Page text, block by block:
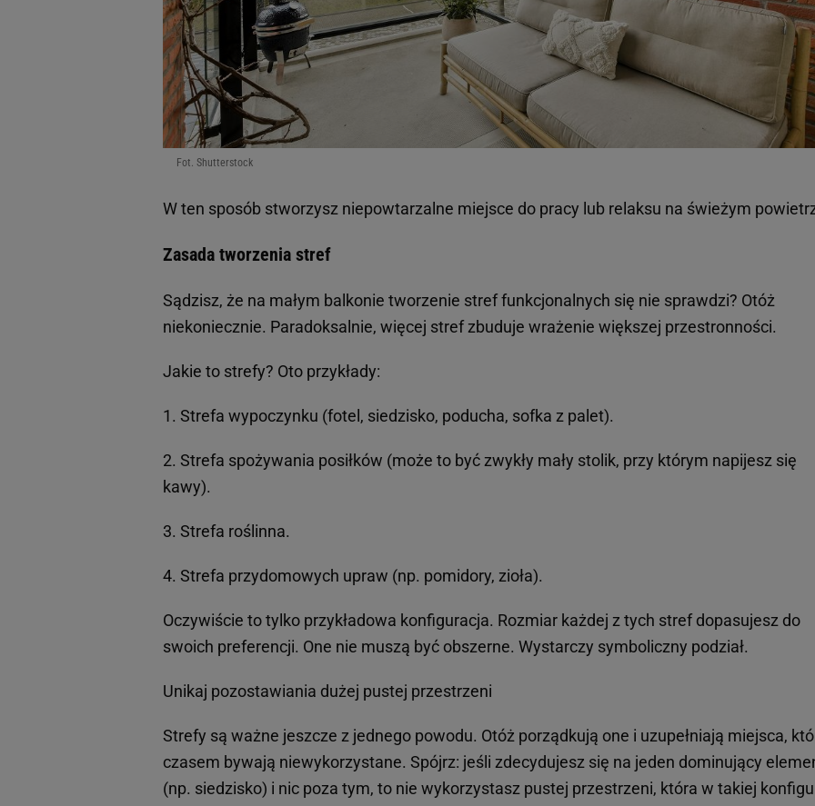
Fot. Shutterstock
W ten sposób stworzysz niepowtarzalne miejsce do pracy lub relaksu na świeżym
Zasada tworzenia stref
Sądzisz, że na małym balkonie tworzenie stref funkcjonalnych się nie sprawdzi? Otóż
niekoniecznie. Paradoksalnie, więcej stref zbuduje wrażenie większej przestronności.
Jakie to strefy? Oto przykłady:
1. Strefa wypoczynku (fotel, siedzisko, poducha, sofka z palet).
2. Strefa spożywania posiłków (może to być zwykły mały stolik, przy którym napijesz się
kawy).
3. Strefa roślinna.
4. Strefa przydomowych upraw (np. pomidory, zioła).
Oczywiście to tylko przykładowa konfiguracja. Rozmiar każdej z tych stref dopasujesz do
swoich preferencji. One nie muszą być obszerne. Wystarczy symboliczny podział.
Unikaj pozostawiania dużej pustej przestrzeni
Strefy są ważne jeszcze z jednego powodu. Otóż porządkują one i uzupełniają miejsca,
czasem bywają niewykorzystane. Spójrz: jeśli zdecydujesz się na jeden dominujący
(np. siedzisko) i nic poza tym, to nie wykorzystasz pustej przestrzeni, która w takiej